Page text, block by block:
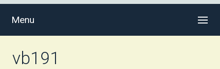
Menu
vb191